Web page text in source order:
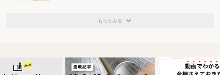
もっとみる